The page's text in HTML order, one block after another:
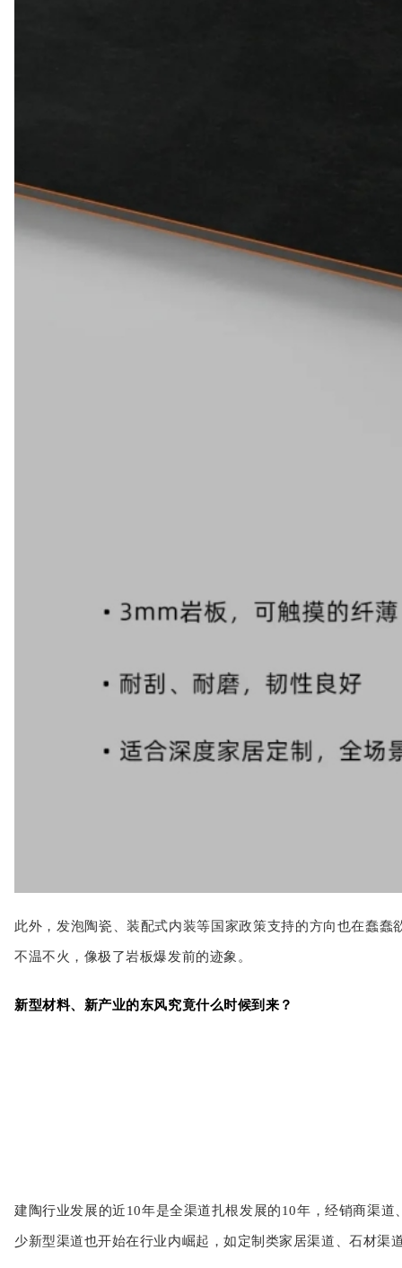
此外，发泡陶瓷、装配式内装等国家政策支持的方向也在蠢
不温不火，像极了岩板爆发前的迹象。
新型材料、新产业的东风究竟什么时候到来？
建陶行业发展的近10年是全渠道扎根发展的10年，经销商渠道
少新型渠道也开始在行业内崛起，如定制类家居渠道、石材渠